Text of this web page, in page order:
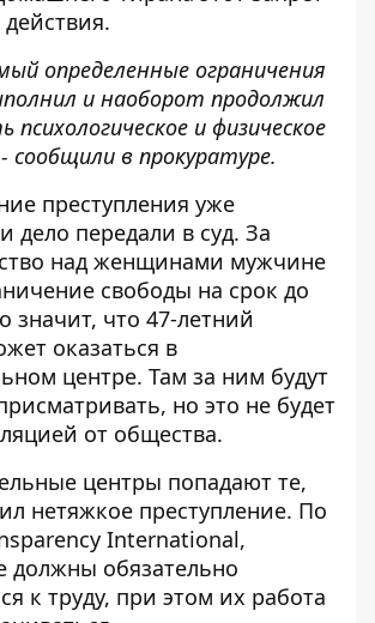
определенные ограничения
и наоборот продолжил
психологическое и физическое
сообщили в прокуратуре.
преступления уже
дело передали в суд. За
над женщинами мужчине
свободы на срок до
значит, что 47-летний
оказаться в
центре. Там за ним будут
но это не будет
от общества.
центры попадают те,
нетяжкое преступление. По
International,
должны обязательно
к труду, при этом их работа